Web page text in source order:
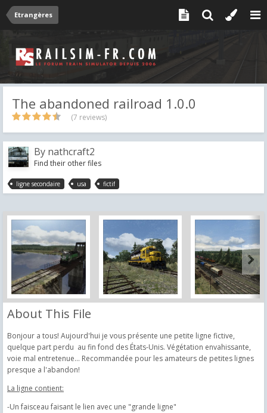
Etrangères
The abandoned railroad 1.0.0
(7 reviews)
By nathcraft2
Find their other files
ligne secondaire usa fictif
About This File
Bonjour a tous! Aujourd'hui je vous présente une petite ligne fictive,
quelque part perdu au fin fond des États-Unis. Végétation envahissante,
voie mal entretenue... Recommandée pour les amateurs de petites lignes
presque a l'abandon!
La ligne contient:
-Un faisceau faisant le lien avec une "grande ligne"